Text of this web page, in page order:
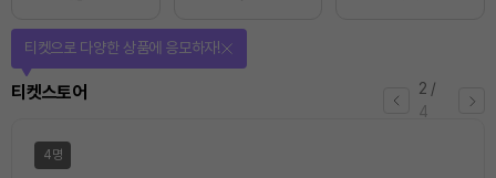
2 /
4
티켓스토어
티켓으로 다양한 상품에 응모하자!
4명